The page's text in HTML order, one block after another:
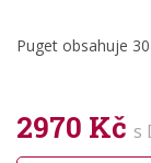
Puget obsahuje
2970 Kč s